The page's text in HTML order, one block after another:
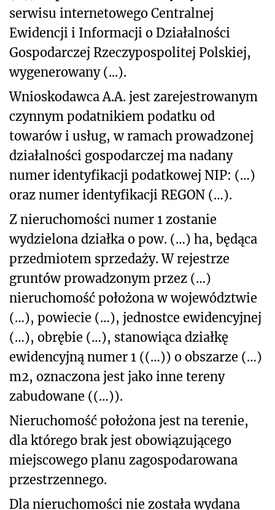
serwisu internetowego Centralnej
Ewidencji i Informacji o Działalności
Gospodarczej Rzeczypospolitej Polskiej,
wygenerowany (...).
Wnioskodawca A.A. jest zarejestrowanym
czynnym podatnikiem podatku od
towarów i usług, w ramach prowadzonej
działalności gospodarczej ma nadany
numer identyfikacji podatkowej NIP: (…)
oraz numer identyfikacji REGON (…).
Z nieruchomości numer 1 zostanie
wydzielona działka o pow. (…) ha, będąca
przedmiotem sprzedaży. W rejestrze
gruntów prowadzonym przez (…)
nieruchomość położona w województwie
(…), powiecie (…), jednostce ewidencyjnej
(…), obrębie (…), stanowiąca działkę
ewidencyjną numer 1 ((…)) o obszarze (…)
m2, oznaczona jest jako inne tereny
zabudowane ((…)).
Nieruchomość położona jest na terenie,
dla którego brak jest obowiązującego
miejscowego planu zagospodarowana
przestrzennego.
Dla nieruchomości nie została wydana